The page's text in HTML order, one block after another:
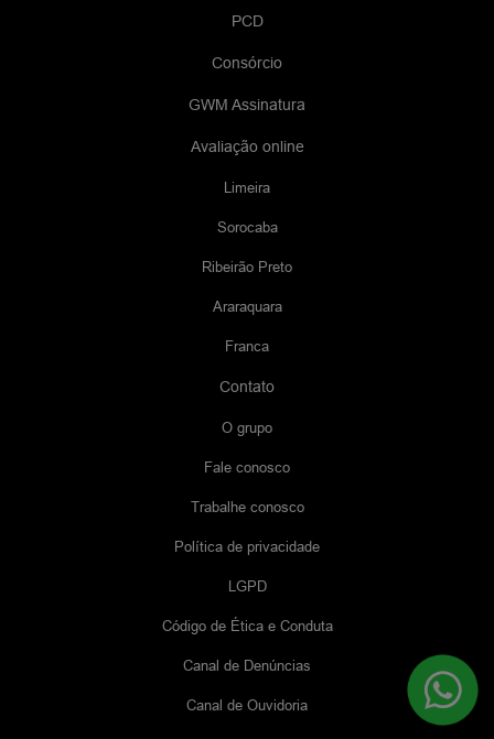
PCD
Consórcio
GWM Assinatura
Avaliação online
Limeira
Sorocaba
Ribeirão Preto
Araraquara
Franca
Contato
O grupo
Fale conosco
Trabalhe conosco
Política de privacidade
LGPD
Código de Ética e Conduta
Canal de Denúncias
Canal de Ouvidoria